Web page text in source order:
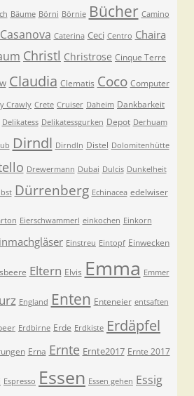
Bäume Börni Börnie Bücher Camino
Casanova Caterina Ceci Centro Chaira
Christl Christrose Cinque Terre
Claudia Clematis Coco Computer
Crawly Crete Cruiser Daheim Dankbarkeit
Delikatess Delikatessgurken Depot Derhuam
Dirndl Dirndln Distel Dolomitenhütte
Drewermann Dubai Dulcis Dunkelheit
Dürrenberg Echinacea edelwiser
Eierschwammerl einkochen Einkorn
Einstreu Eintopf Einwecken
Eltern Elvis Emma Emmer
England Enten Enteneier entsaften
Erdbirne Erde Erdkiste Erdäpfel
Erna Ernte Ernte2017 Ernte 2017
Espresso Essen Essen gehen Essig